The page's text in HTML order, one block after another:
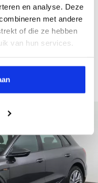
en analyse. Deze
met andere
of die ze hebben
van hun services.
Automaat
Android Auto